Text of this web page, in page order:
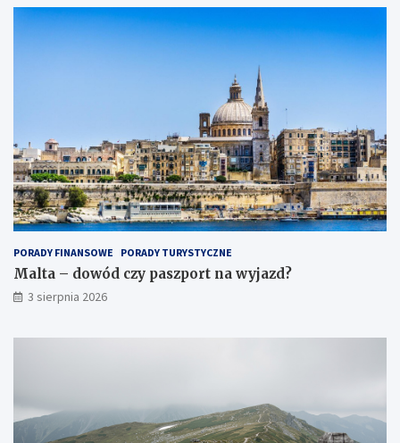
PORADY FINANSOWE PORADY TURYSTYCZNE
Malta – dowód czy paszport na wyjazd?
3 sierpnia 2026